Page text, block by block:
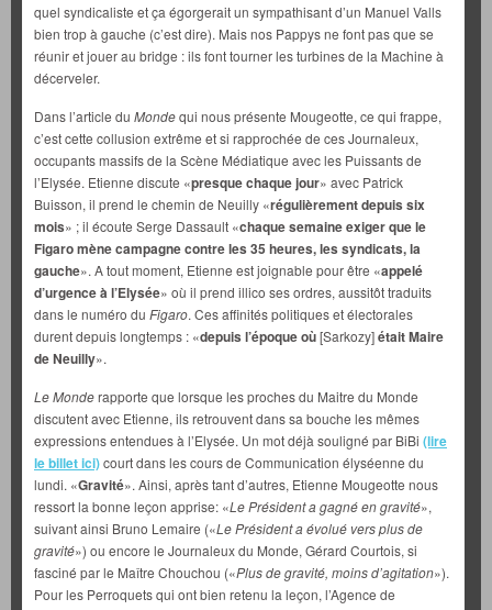
quel syndicaliste et ça égorgerait un sympathisant d’un Manuel Valls
bien trop à gauche (c’est dire). Mais nos Pappys ne font pas que se
réunir et jouer au bridge : ils font tourner les turbines de la Machine à
décerveler.
Dans l’article du Mondequi nous présente Mougeotte, ce qui frappe,
c’est cette collusion extrême et si rapprochée de ces Journaleux,
occupants massifs de la Scène Médiatique avec les Puissants de
l’Elysée. Etienne discute «presque chaque jour» avec Patrick
Buisson, il prend le chemin de Neuilly «régulièrement depuis six
mois» ; il écoute Serge Dassault «chaque semaine exiger que le
Figaro mène campagne contre les 35 heures, les syndicats, la
gauche». A tout moment, Etienne est joignable pour être «appelé
d’urgence à l’Elysée» où il prend illico ses ordres, aussitôt traduits
dans le numéro du Figaro. Ces affinités politiques et électorales
durent depuis longtemps : «depuis l’époque où[Sarkozy]était Maire
de Neuilly».
Le Monderapporte que lorsque les proches du Maitre du Monde
discutent avec Etienne, ils retrouvent dans sa bouche les mêmes
expressions entendues à l’Elysée. Un mot déjà souligné par BiBi (lire
le billet ici)court dans les cours de Communication élyséenne du
lundi. «Gravité». Ainsi, après tant d’autres, Etienne Mougeotte nous
ressort la bonne leçon apprise: «Le Président a gagné en gravité»,
suivant ainsi Bruno Lemaire («Le Président a évolué vers plus de
gravité») ou encore le Journaleux du Monde, Gérard Courtois, si
fasciné par le Maître Chouchou («Plus de gravité, moins d’agitation»).
Pour les Perroquets qui ont bien retenu la leçon, l’Agence de